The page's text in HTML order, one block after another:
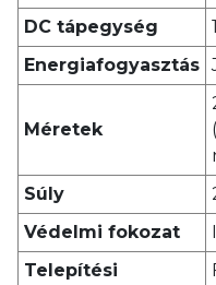
DC tápegység
Energiafogyasztás
Méretek
Súly
Védelmi fokozat
Telepítési